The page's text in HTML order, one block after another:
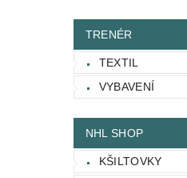
TRENÉR
TEXTIL
VYBAVENÍ
NHL SHOP
KŠILTOVKY